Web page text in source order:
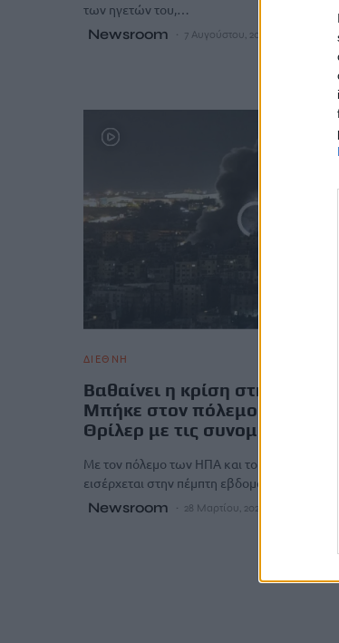
των ηγετών του,…
Newsroom 7 Αυγούστου, 2026
ΔΙΕΘΝΗ
Βαθαίνει η κρίση στη Μέση
Μπήκε στον πόλεμο και η
Θρίλερ με τις συνομιλίες
Με τον πόλεμο των ΗΠΑ και του Ισραήλ κατά
εισέρχεται στην πέμπτη εβδομάδα του, η
Newsroom 28 Μαρτίου, 2026